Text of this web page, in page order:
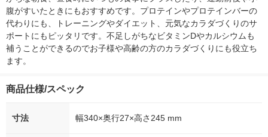
腹がすいたときにもおすすめです。プロテインやプロテインバーの
代わりにも、トレーニングやダイエット、元気なカラダづくりのサ
ポートにもピッタリです。不足しがちなビタミンDやカルシウムも
補うことができるのでお子様や高齢の方のカラダづくりにも役立ち
ます。
商品仕様/スペック
寸法 幅340×奥行27×高さ245 mm